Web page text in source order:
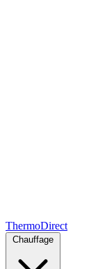
ThermoDirect